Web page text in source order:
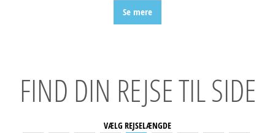
Se mere
FIND DIN REJSE TIL SIDE
VÆLG REJSELÆNGDE